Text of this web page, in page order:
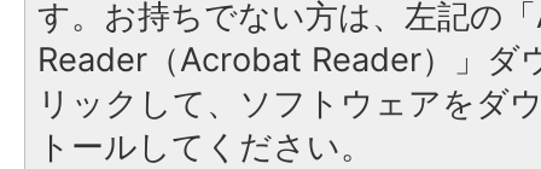
す。お持ちでない方は、左記の
Reader（Acrobat Reader）」ダ
リックして、ソフトウェアをダ
トールしてください。